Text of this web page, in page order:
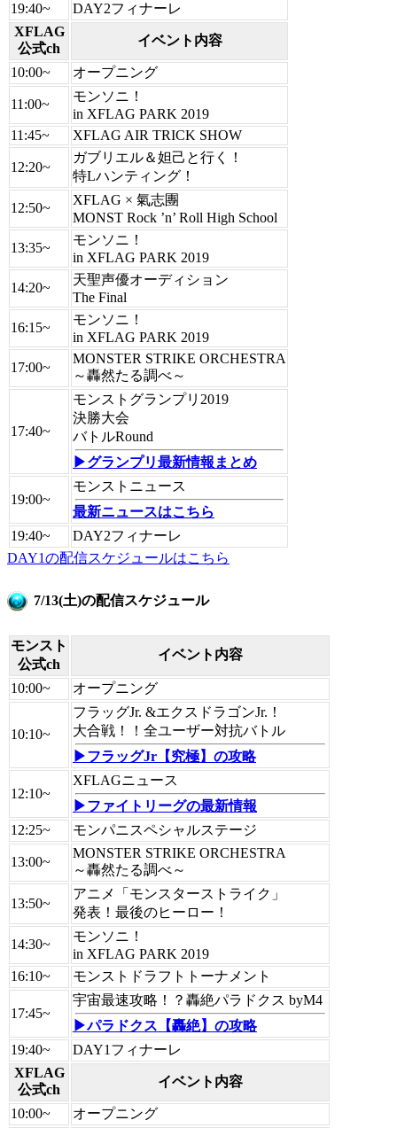
19:40~
DAY2フィナーレ
XFLAG
公式ch
イベント内容
10:00~ オープニング
11:00~
モンソニ！
in XFLAG PARK 2019
11:45~
XFLAG AIR TRICK SHOW
12:20~
ガブリエル＆妲己と行く！
特Lハンティング！
12:50~
XFLAG × 氣志團
MONST Rock ’n’ Roll High School
13:35~
モンソニ！
in XFLAG PARK 2019
14:20~
天聖声優オーディション
The Final
16:15~
モンソニ！
in XFLAG PARK 2019
17:00~
MONSTER STRIKE ORCHESTRA
～轟然たる調べ～
17:40~
モンストグランプリ2019
決勝大会
バトルRound
▶グランプリ最新情報まとめ
19:00~
モンストニュース
最新ニュースはこちら
19:40~
DAY2フィナーレ
DAY1の配信スケジュールはこちら
7/13(土)の配信スケジュール
モンスト
公式ch
イベント内容
10:00~ オープニング
10:10~
フラッグJr. &エクスドラゴンJr.！
大合戦！！全ユーザー対抗バトル
▶フラッグJr【究極】の攻略
12:10~
XFLAGニュース
▶ファイトリーグの最新情報
12:25~
モンパニスペシャルステージ
13:00~
MONSTER STRIKE ORCHESTRA
～轟然たる調べ～
13:50~
アニメ「モンスターストライク」
発表！最後のヒーロー！
14:30~
モンソニ！
in XFLAG PARK 2019
16:10~
モンストドラフトトーナメント
17:45~
宇宙最速攻略！？轟絶パラドクス byM4
▶パラドクス【轟絶】の攻略
19:40~
DAY1フィナーレ
XFLAG
公式ch
イベント内容
10:00~ オープニング